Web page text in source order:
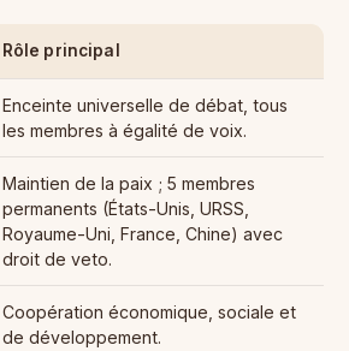
Rôle principal
Enceinte universelle de débat, tous
les membres à égalité de voix.
Maintien de la paix ; 5 membres
permanents (États-Unis, URSS,
Royaume-Uni, France, Chine) avec
droit de veto.
Coopération économique, sociale et
de développement.